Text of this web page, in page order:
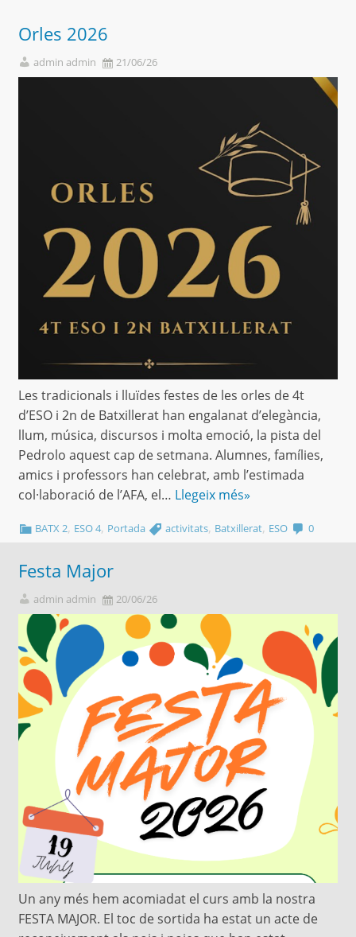
Orles 2026
admin admin 21/06/26
Les tradicionals i lluïdes festes de les orles de 4t
d’ESO i 2n de Batxillerat han engalanat d’elegància,
llum, música, discursos i molta emoció, la pista del
Pedrolo aquest cap de setmana. Alumnes, famílies,
amics i professors han celebrat, amb l’estimada
col·laboració de l’AFA, el… Llegeix més»
BATX 2, ESO 4, Portada activitats, Batxillerat, ESO 0
Festa Major
admin admin 20/06/26
Un any més hem acomiadat el curs amb la nostra
FESTA MAJOR. El toc de sortida ha estat un acte de